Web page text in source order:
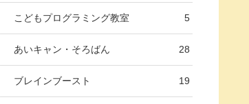
こどもプログラミング教室 5
あいキャン・そろばん 28
ブレインブースト 19